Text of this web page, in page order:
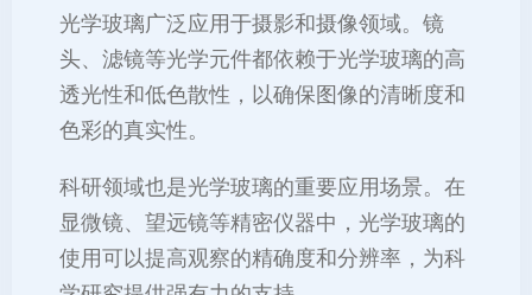
光学玻璃广泛应用于摄影和摄像领域。镜
头、滤镜等光学元件都依赖于光学玻璃的高
透光性和低色散性，以确保图像的清晰度和
色彩的真实性。
科研领域也是光学玻璃的重要应用场景。在
显微镜、望远镜等精密仪器中，光学玻璃的
使用可以提高观察的精确度和分辨率，为科